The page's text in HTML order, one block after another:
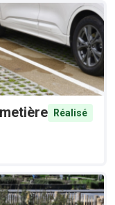
Réalisé